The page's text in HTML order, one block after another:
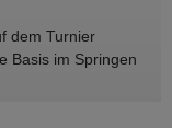
dem Turnier
Basis im Springen